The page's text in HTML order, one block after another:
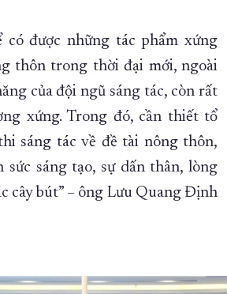
có được những tác phẩm xứng
thôn trong thời đại mới, ngoài
của đội ngũ sáng tác, còn rất
xứng. Trong đó, cần thiết tổ
sáng tác về đề tài nông thôn,
sáng tạo, sự dấn thân, lòng
cây bút” – ông Lưu Quang Định